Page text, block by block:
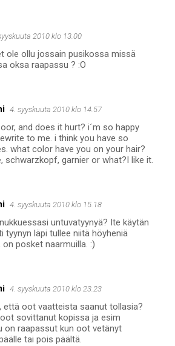
2010 klo 13.00
ole ollu jossain pusikossa missä
oksa raapassu ? :O
4. syyskuuta 2010 klo 14.57
and does it hurt? i´m so happy
to me. i think you have so
what color have you on your hair?
schwarzkopf, garnier or what?I like it.
4. syyskuuta 2010 klo 15.18
untuvatyynyä? Ite käytän
tyynyn läpi tullee niitä höyheniä
on posket naarmuilla. :)
4. syyskuuta 2010 klo 23.23
että oot vaatteista saanut tollasia?
sovittanut kopissa ja esim
on raapassut kun oot vetänyt
tai pois päältä.